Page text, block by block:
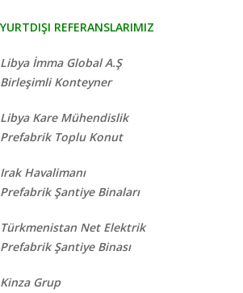
YURTDIŞI REFERANSLARIMIZ
Libya İmma
Birleşimli Konteyner
Libya Kare
Prefabrik Toplu Konut
Irak
Prefabrik Şantiye Binaları
Türkmenistan Net
Prefabrik Şantiye Binası
Kinza